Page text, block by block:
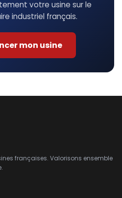
votre usine sur le
industriel français.
mon usine
françaises. Valorisons ensemble